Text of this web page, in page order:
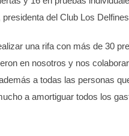
del Club Los
una rifa con más de 30
en nosotros y nos
a todas las personas
a amortiguar todos los